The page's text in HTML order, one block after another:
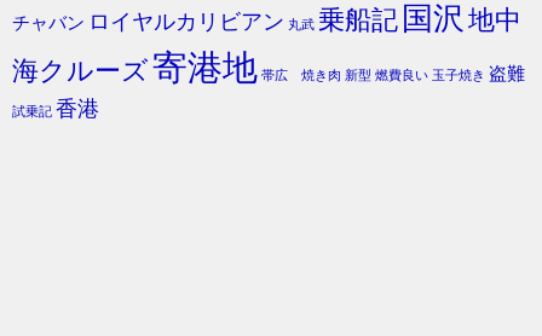
チャバン ロイヤルカリビアン 丸武 乗船記 国沢 地中
海クルーズ寄港地 帯広 焼き肉 新型 燃費良い 玉子焼き 盗難
試乗記 香港